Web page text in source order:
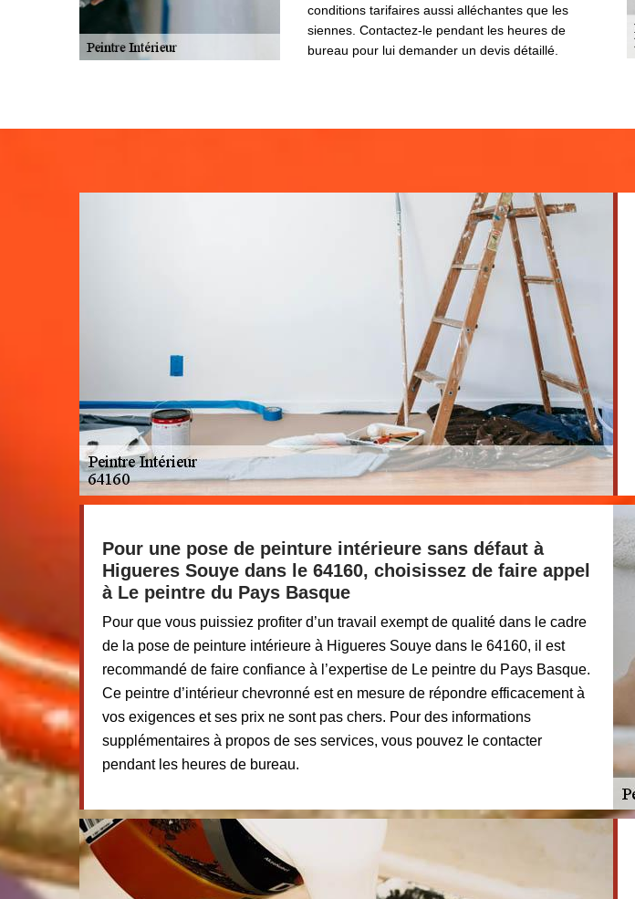
conditions tarifaires aussi alléchantes que les
siennes. Contactez-le pendant les heures de
bureau pour lui demander un devis détaillé.
Pour une pose de peinture intérieure sans défaut à
Higueres Souye dans le 64160, choisissez de faire appel
à Le peintre du Pays Basque
Pour que vous puissiez profiter d’un travail exempt de qualité dans le cadre
de la pose de peinture intérieure à Higueres Souye dans le 64160, il est
recommandé de faire confiance à l’expertise de Le peintre du Pays Basque.
Ce peintre d’intérieur chevronné est en mesure de répondre efficacement à
vos exigences et ses prix ne sont pas chers. Pour des informations
supplémentaires à propos de ses services, vous pouvez le contacter
pendant les heures de bureau.